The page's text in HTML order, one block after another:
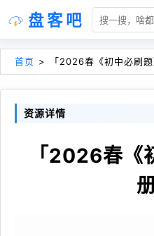
盘客吧
首页 > 「2026春《初中必刷题
资源详情
「2026春《